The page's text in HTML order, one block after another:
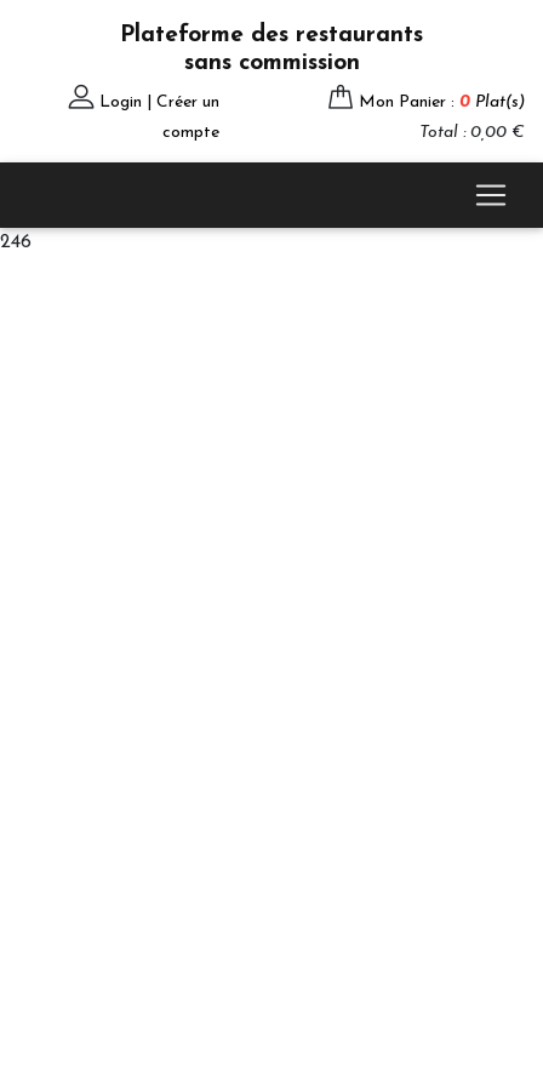
Plateforme des restaurants
sans commission
Login | Créer un
compte
Mon Panier : 0 Plat(s)
Total : 0,00 €
246